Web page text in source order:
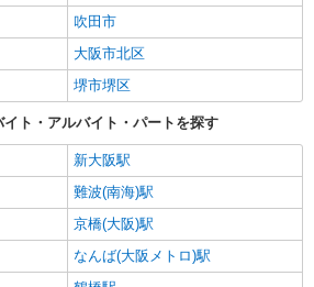
吹田市
大阪市北区
堺市堺区
ト・アルバイト・パートを探す
新大阪駅
難波(南海)駅
京橋(大阪)駅
なんば(大阪メトロ)駅